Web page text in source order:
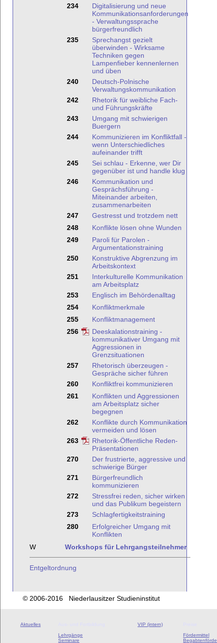
234
Digitalisierung und neue
Kommunikationsanforderungen
- Verwaltungssprache
bürgerfreundlich
235
Sprechangst gezielt
überwinden - Wirksame
Techniken gegen
Lampenfieber kennenlernen
und üben
240
Deutsch-Polnische
Verwaltungskommunikation
242
Rhetorik für weibliche Fach-
und Führungskräfte
243
Umgang mit schwierigen
Buergern
244
Kommunizieren im Konfliktfall -
wenn Unterschiedliches
aufeinander trifft
245
Sei schlau - Erkenne, wer Dir
gegenüber ist und handle klug
246
Kommunikation und
Gesprächsführung -
Miteinander arbeiten,
zusammenarbeiten
247
Gestresst und trotzdem nett
248
Konflikte lösen ohne Wunden
249
Paroli für Parolen -
Argumentationstraining
250
Konstruktive Abgrenzung im
Arbeitskontext
251
Interkulturelle Kommunikation
am Arbeitsplatz
253
Englisch im Behördenalltag
254
Konfliktmerkmale
255
Konfliktmanagement
256
Deeskalationstraining -
kommunikativer Umgang mit
Aggressionen in
Grenzsituationen
257
Rhetorisch überzeugen -
Gespräche sicher führen
260
Konfliktfrei kommunizieren
261
Konflikten und Aggressionen
am Arbeitsplatz sicher
begegnen
262
Konflikte durch Kommunikation
vermeiden und lösen
263
Rhetorik-Öffentliche Reden-
Präsentationen
270
Der frustrierte, aggressive und
schwierige Bürger
271
Bürgerfreundlich
kommunizieren
272
Stressfrei reden, sicher wirken
und das Publikum begeistern
273
Schlagfertigkeitstraining
280
Erfolgreicher Umgang mit
Konflikten
W
Workshops für Lehrgangsteilnehmer
Entgeltordnung
© 2006-2016 Niederlausitzer Studieninstitut
Aktuelles
Lehrgänge
Seminare
VIP (intern)
Fördermittel